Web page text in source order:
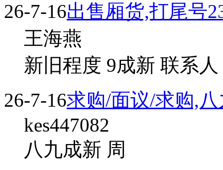
26-7-16出售厢货,打尾号
王海燕
新旧程度 9成新 联系人
26-7-16求购/面议/求购,
kes447082
八九成新 周